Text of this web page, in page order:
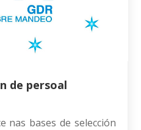
de persoal
nas bases de selección